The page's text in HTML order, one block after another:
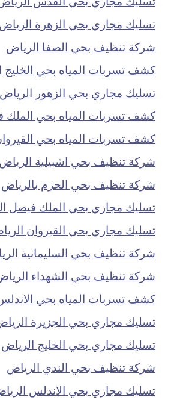
تسليك مجاري بحي الزهرة الرياض
شركة تنظيف بحي الصفا الرياض
كشف تسربات المياه بحي الخليج
تسليك مجاري بحي الزهور الرياض
كشف تسربات المياه بحي الملك
كشف تسربات المياه بحي
شركة تنظيف بحي اشبيلية الرياض
شركة تنظيف بحي الحزم بالرياض
تسليك مجاري بحي الملك فيصل
تسليك مجاري بحي القيروان
شركة تنظيف بحي السليمانية
شركة تنظيف بحي الشهداء
كشف تسربات المياه بحي
تسليك مجاري بحي الجزيرة
تسليك مجاري بحي الخليج الرياض
شركة تنظيف بحي الندي الرياض
تسليك مجاري بحي الاندلس